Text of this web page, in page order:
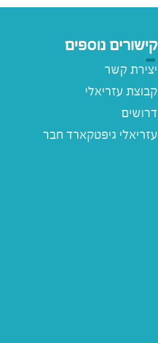
קישורים נוספים
יצירת קשר
קבוצת עזריאלי
דרושים